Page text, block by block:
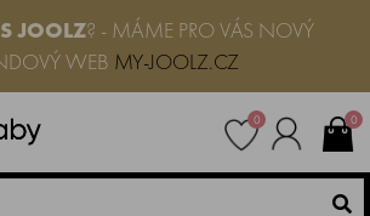
JOOLZ? - MÁME PRO VÁS NOVÝ
WEB MY-JOOLZ.CZ
0 0